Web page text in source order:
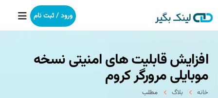
خانه
بکلینک
ورود / ثبت نام
افزایش قابلیت های امنیتی نسخه
موبایلی مرورگر كروم
خانه بلاگ مطلب